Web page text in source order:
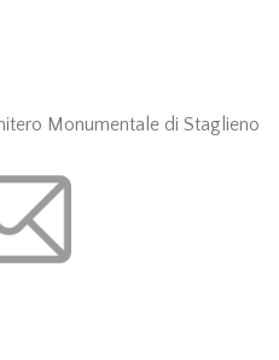
Monumentale di Staglieno